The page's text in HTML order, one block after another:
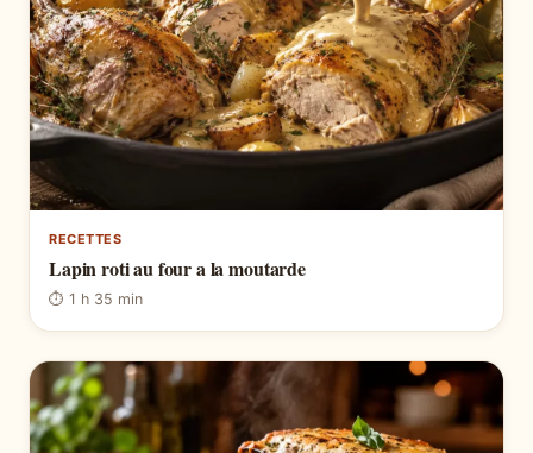
RECETTES
Lapin roti au four a la moutarde
⏱ 1 h 35 min